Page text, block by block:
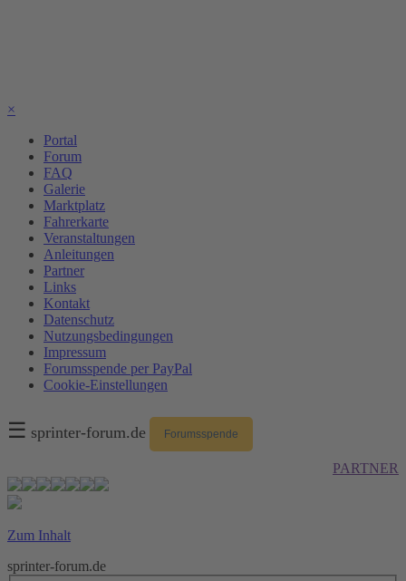
×
Portal
Forum
FAQ
Galerie
Marktplatz
Fahrerkarte
Veranstaltungen
Anleitungen
Partner
Links
Kontakt
Datenschutz
Nutzungsbedingungen
Impressum
Forumsspende per PayPal
Cookie-Einstellungen
☰ sprinter-forum.de Forumsspende
PARTNER
Zum Inhalt
sprinter-forum.de